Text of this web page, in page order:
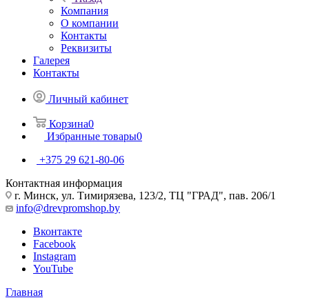
Компания
О компании
Контакты
Реквизиты
Галерея
Контакты
Личный кабинет
Корзина0
Избранные товары0
+375 29 621-80-06
Контактная информация
г. Минск, ул. Тимирязева, 123/2, ТЦ "ГРАД", пав. 206/1
info@drevpromshop.by
Вконтакте
Facebook
Instagram
YouTube
Главная